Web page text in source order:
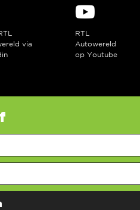
via
RTL
Autowereld
op Youtube